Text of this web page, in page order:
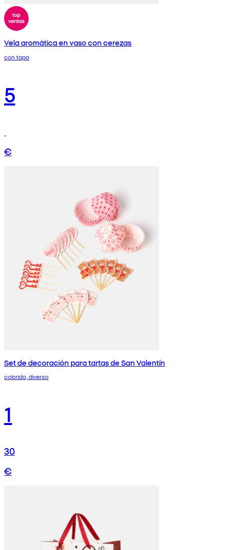
Vela aromática en vaso con cerezas
con tapa
5
€
Set de decoración para tartas de San Valentín
colorido, diverso
1
30
€